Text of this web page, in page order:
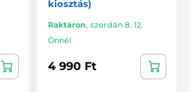
kiosztás)
Raktáron, szerdán 8. 12.
Önnél
4 990 Ft